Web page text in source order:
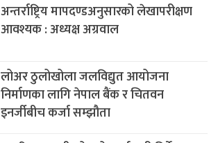
अन्तर्राष्ट्रिय मापदण्डअनुसारको लेखापरीक्षण
आवश्यक : अध्यक्ष अग्रवाल
लोअर ठुलोखोला जलविद्युत आयोजना
निर्माणका लागि नेपाल बैंक र चितवन
इनर्जीबीच कर्जा सम्झौता